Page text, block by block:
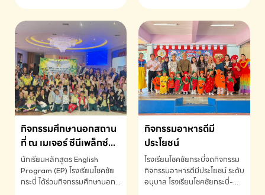
อนุบาล EP K3 โรงเรียนโชคชัย
แข่งขันคณิตศาสตร์และคณิตคิด
เร็วนานาชาติ ครั้งที่ 46 ประจำปี
2569 ณ ประเทศสิงคโปร์
INTERNATIONAL
MATHEMATICS AND
MENTAL ARITHMETIC
COMPETITION 2026 - ถ้วย
รางวัลรองชนะเลิศอันดับที่ 2
Mental Arithmetic
Competition K2 - ถ้วยรางวัล
รองชนะเลิศอันดับที่ 2 Mental
K2(Grop) โรงเรียนโชคชัยกระบี่-
สอบถามข้อมูลเพิ่มเติม โทร.
075-691910
กิจกรรมศึกษานอกสถาน
ที่ ณ เมเจอร์ ซีนีเพล็กซ์
ระดับประถมศึกษา (EP.1-
6)
นักเรียนหลักสูตร English
Program (EP) โรงเรียนโชคชัย
กระบี่ ได้ร่วมกิจกรรมศึกษานอก
กิจกรรมอาหารดีมี
ประโยชน์
โรงเรียนโชคชัยกระบี่จดกิจกรรม
กิจกรรมอาหารดีมีประโยชน์ ระดับ
อนุบาล โรงเรียนโชคชัยกระบี่-